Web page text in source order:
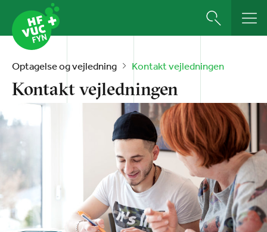
Optagelse og vejledning Kontakt vejledningen
Kontakt vejledningen